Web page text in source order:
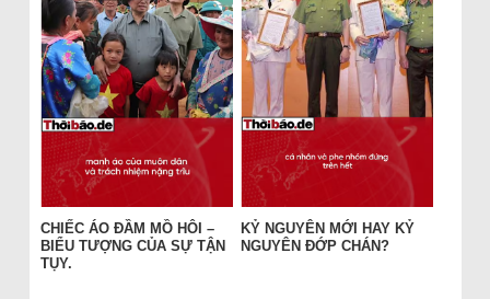
CHIẾC ÁO ĐẦM MỒ HÔI –
BIỂU TƯỢNG CỦA SỰ TẬN
TỤY.
KỶ NGUYÊN MỚI HAY KỶ
NGUYÊN ĐỚP CHÁN?